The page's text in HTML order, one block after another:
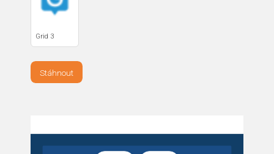
Grid 3
Stáhnout